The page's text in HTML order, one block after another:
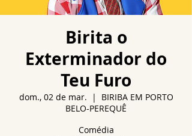
Birita o
Exterminador do
Teu Furo
dom., 02 de mar.
  |
BIRIBA EM PORTO
BELO-PEREQUÊ
Comédia